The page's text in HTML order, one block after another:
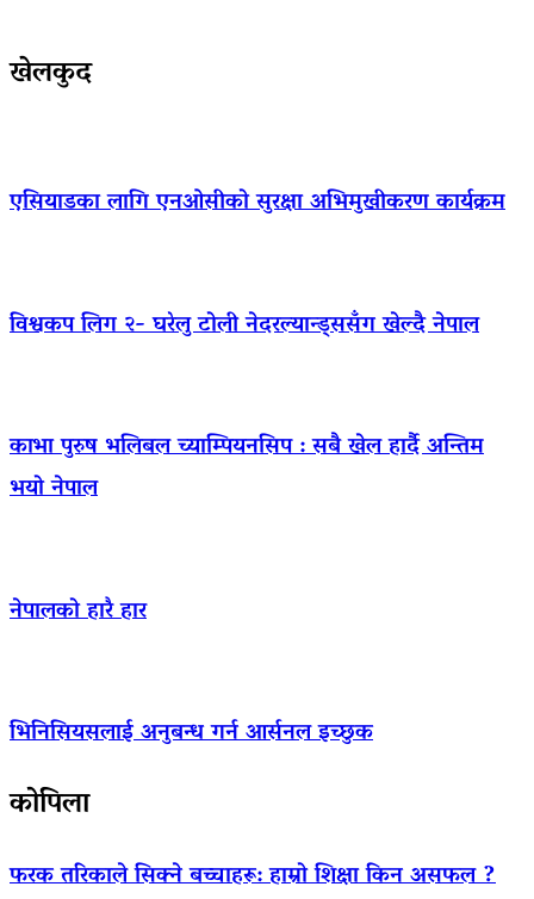
खेलकुद
एसियाडका लागि एनओसीको सुरक्षा अभिमुखीकरण कार्यक्रम
विश्वकप लिग २- घरेलु टोली नेदरल्यान्ड्ससँग खेल्दै नेपाल
काभा पुरुष भलिबल च्याम्पियनसिप : सबै खेल हार्दै अन्तिम
भयो नेपाल
नेपालको हारै हार
भिनिसियसलाई अनुबन्ध गर्न आर्सनल इच्छुक
कोपिला
फरक तरिकाले सिक्ने बच्चाहरू: हाम्रो शिक्षा किन असफल ?